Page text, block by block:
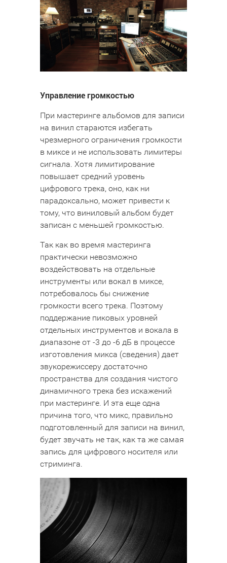
Управление громкостью
При мастеринге альбомов для записи
на винил стараются избегать
чрезмерного ограничения громкости
в миксе и не использовать лимитеры
сигнала. Хотя лимитирование
повышает средний уровень
цифрового трека, оно, как ни
парадоксально, может привести к
тому, что виниловый альбом будет
записан с меньшей громкостью.
Так как во время мастеринга
практически невозможно
воздействовать на отдельные
инструменты или вокал в миксе,
потребовалось бы снижение
громкости всего трека. Поэтому
поддержание пиковых уровней
отдельных инструментов и вокала в
диапазоне от -3 до -6 дБ в процессе
изготовления микса (сведения) дает
звукорежиссеру достаточно
пространства для создания чистого
динамичного трека без искажений
при мастеринге. И эта еще одна
причина того, что микс, правильно
подготовленный для записи на винил,
будет звучать не так, как та же самая
запись для цифрового носителя или
стриминга.